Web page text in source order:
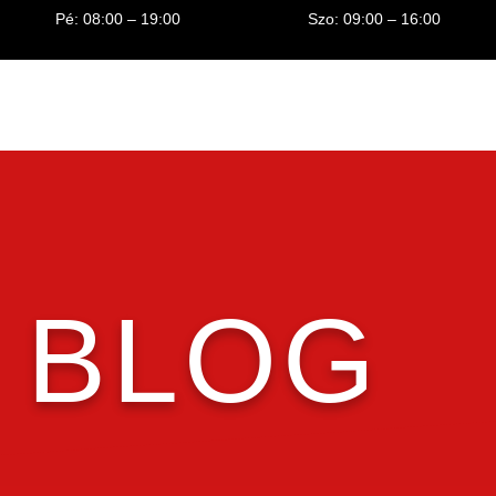
Pé: 08:00 – 19:00 Szo: 09:00 – 16:00
BLOG